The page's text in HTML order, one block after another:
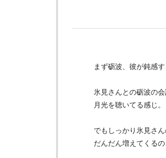
まず砺波、彼が鈍感す
氷見さんとの砺波の会
月光を聴いてる感じ。
でもしっかり氷見さ
だんだん増えてくるの